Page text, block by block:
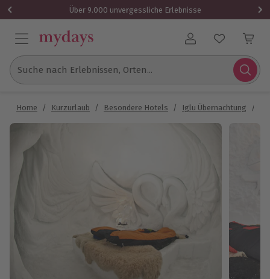
Über 9.000 unvergessliche Erlebnisse
Benutzerkonto
Suche nach Erlebnissen, Orten...
Home / Kurzurlaub / Besondere Hotels / Iglu Übernachtung /